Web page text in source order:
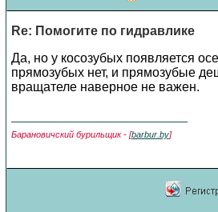
Re: Помогите по гидравлике
Да, но у косозубых появляется
прямозубых нет, и прямозубые
вращателе наверное не важен.
Барановичский бурильщик - [barbur.by]